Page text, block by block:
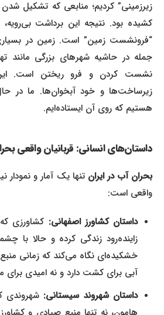
زیرزمینی” کردیم؛ منابعی که تشکیل
کشیده بود. نتیجه این برداشت بی‌رویه،
“فرونشست زمین” است. زمین در
جمله در حاشیه شهرهای بزرگی مانند
نشست کردن و فرو ریختن است. این
زیرساخت‌ها و خود آبخوان‌ها. ما در
هستیم که روی آن ایستاده‌ایم.
داستان‌های انسانی: قربانیان واقعی
بحران آب در ایران تنها یک آمار و
واقعی است:
داستان کشاورز اصفهانی: کشاورزی
زاینده‌رود زندگی کرده و حالا با
خشکیده‌ای نگاه می‌کند که زمانی منبع
آبی برای کشت دارد و نه امیدی برای
داستان شهروند سیستانی: شهروندی